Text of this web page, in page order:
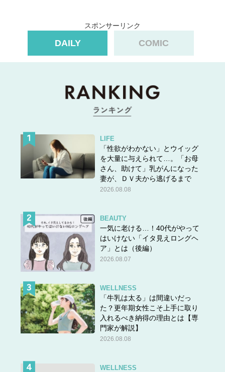
スポンサーリンク
DAILY COMIC
LIFE
「性欲がわかない」とウイッグ
を大量に与えられて…。「お母
さん、助けて」乳がんになった
妻が、ＤＶ夫から逃げるまで
2026.08.08
BEAUTY
一気に老ける…！40代がやって
はいけない「イタ見えロングヘ
ア」とは（後編）
2026.08.07
WELLNESS
「牛乳は太る」は間違いだっ
た？更年期女性こそ上手に取り
入れるべき納得の理由とは【専
門家が解説】
2026.08.08
WELLNESS